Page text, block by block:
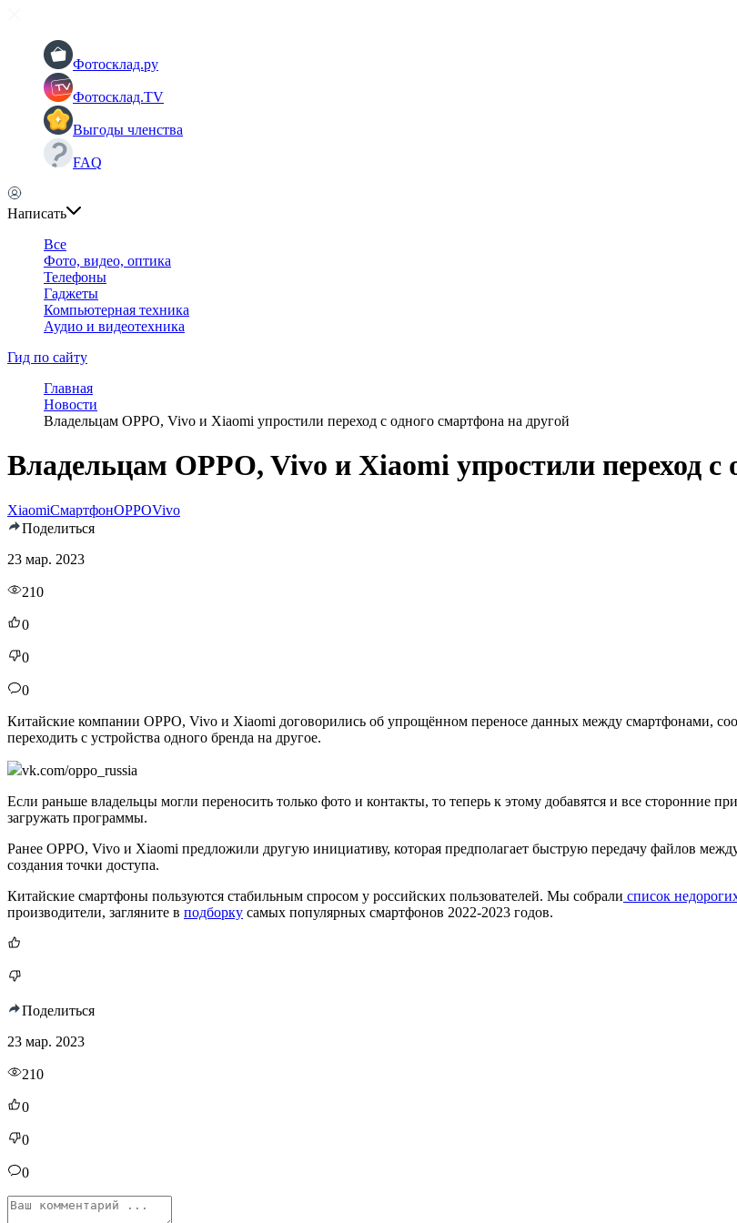
Фотосклад.ру
Фотосклад.TV
Выгоды членства
FAQ
Написать
Все
Фото, видео, оптика
Телефоны
Гаджеты
Компьютерная техника
Аудио и видеотехника
Гид по сайту
Главная
Новости
Владельцам OPPO, Vivo и Xiaomi упростили переход с одного смартфона на другой
Владельцам OPPO, Vivo и Xiaomi упростили переход с
XiaomiСмартфонOPPOVivo
Поделиться
23 мар. 2023
210
0
0
0
Китайские компании OPPO, Vivo и Xiaomi договорились об упрощённом переносе данных между смартфонами,
переходить с устройства одного бренда на другое.
vk.com/oppo_russia
Если раньше владельцы могли переносить только фото и контакты, то теперь к этому добавятся и все сторонние
загружать программы.
Ранее OPPO, Vivo и Xiaomi предложили другую инициативу, которая предполагает быструю передачу файлов
создания точки доступа.
Китайские смартфоны пользуются стабильным спросом у российских пользователей. Мы собрали список
производители, загляните в подборку самых популярных смартфонов 2022-2023 годов.
Поделиться
23 мар. 2023
210
0
0
0